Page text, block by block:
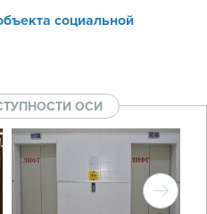
социальной
ОСИ